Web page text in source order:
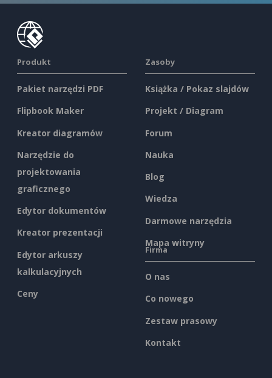
Produkt
Pakiet narzędzi PDF
Flipbook Maker
Kreator diagramów
Narzędzie do
projektowania
graficznego
Edytor dokumentów
Kreator prezentacji
Edytor arkuszy
kalkulacyjnych
Ceny
Zasoby
Książka / Pokaz slajdów
Projekt / Diagram
Forum
Nauka
Blog
Wiedza
Darmowe narzędzia
Mapa witryny
Firma
O nas
Co nowego
Zestaw prasowy
Kontakt